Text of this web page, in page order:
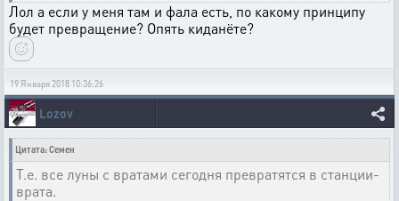
Лол а если у меня там и фала есть, по какому принципу
будет превращение? Опять киданёте?
19 Января 2018 10:36:26
Lozov
Цитата: Семен
Т.е. все луны с вратами сегодня превратятся в станции-
врата.